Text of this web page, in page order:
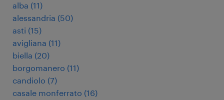
alba (11)
alessandria (50)
asti (15)
avigliana (11)
biella (20)
borgomanero (11)
candiolo (7)
casale monferrato (16)